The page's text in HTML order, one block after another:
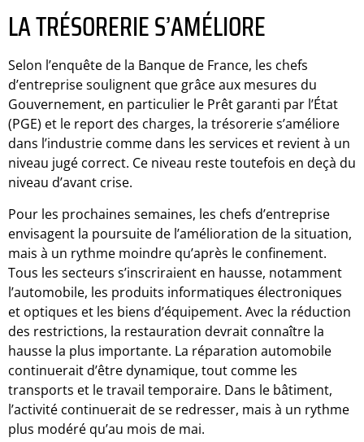
LA TRÉSORERIE S’AMÉLIORE
Selon l’enquête de la Banque de France, les chefs
d’entreprise soulignent que grâce aux mesures du
Gouvernement, en particulier le Prêt garanti par l’État
(PGE) et le report des charges, la trésorerie s’améliore
dans l’industrie comme dans les services et revient à un
niveau jugé correct. Ce niveau reste toutefois en deçà du
niveau d’avant crise.
Pour les prochaines semaines, les chefs d’entreprise
envisagent la poursuite de l’amélioration de la situation,
mais à un rythme moindre qu’après le confinement.
Tous les secteurs s’inscriraient en hausse, notamment
l’automobile, les produits informatiques électroniques
et optiques et les biens d’équipement. Avec la réduction
des restrictions, la restauration devrait connaître la
hausse la plus importante. La réparation automobile
continuerait d’être dynamique, tout comme les
transports et le travail temporaire. Dans le bâtiment,
l’activité continuerait de se redresser, mais à un rythme
plus modéré qu’au mois de mai.